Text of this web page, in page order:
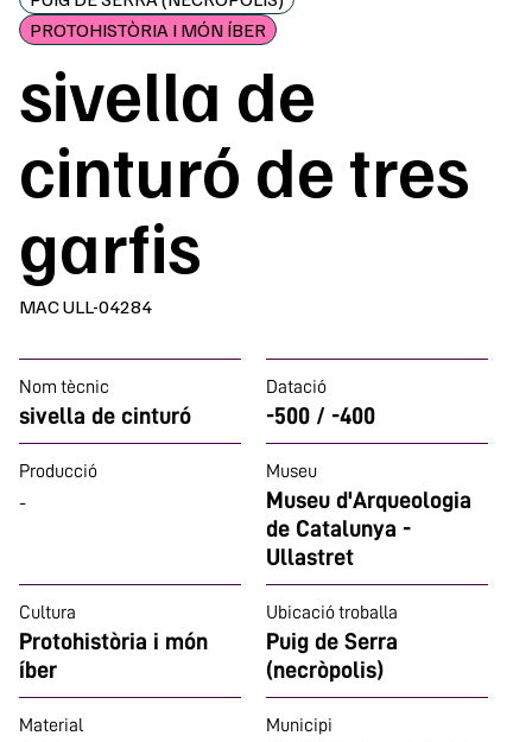
PROTOHISTÒRIA I MÓN ÍBER
sivella de
cinturó de tres
garfis
MAC ULL-04284
Nom tècnic
sivella de cinturó
Datació
-500 / -400
Producció
-
Museu
Museu d'Arqueologia
de Catalunya -
Ullastret
Cultura
Protohistòria i món
íber
Ubicació troballa
Puig de Serra
(necròpolis)
Material Municipi